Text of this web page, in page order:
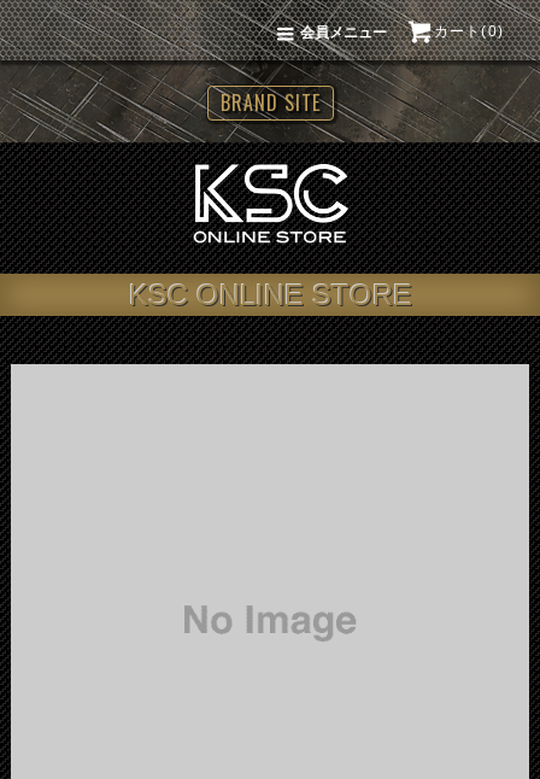
カート(0)
会員メニュー
BRAND SITE
KSC ONLINE STORE